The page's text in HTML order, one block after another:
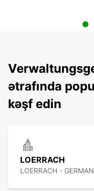
ətrafında
kəşf edin
LOERRACH
LOERRACH -